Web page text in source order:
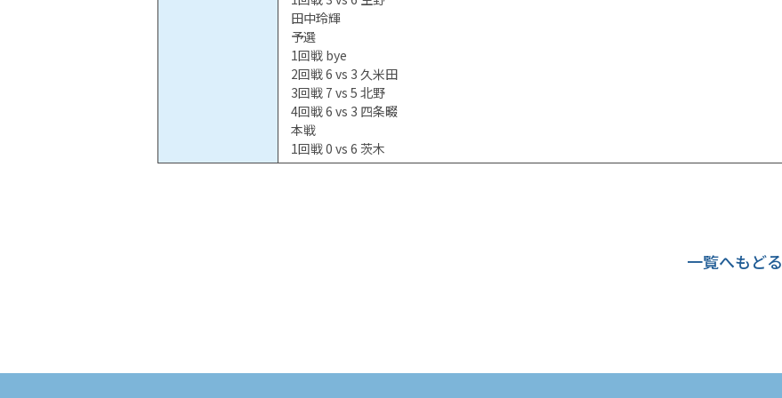
田中玲輝
予選
1回戦 bye
2回戦 6 vs 3 久米田
3回戦 7 vs 5 北野
4回戦 6 vs 3 四条畷
本戦
1回戦 0 vs 6 茨木
一覧へもどる